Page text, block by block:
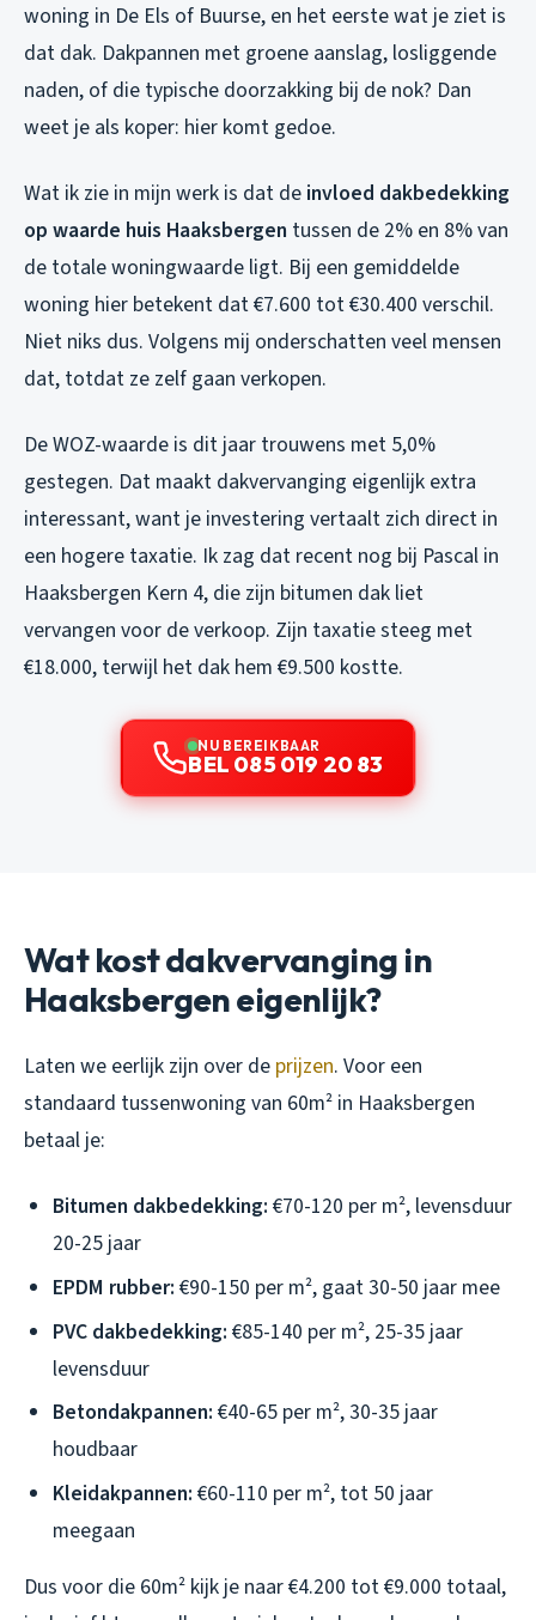
woning in De Els of Buurse, en het eerste wat je ziet is
dat dak. Dakpannen met groene aanslag, losliggende
naden, of die typische doorzakking bij de nok? Dan
weet je als koper: hier komt gedoe.
Wat ik zie in mijn werk is dat de invloed dakbedekking
op waarde huis Haaksbergen tussen de 2% en 8% van
de totale woningwaarde ligt. Bij een gemiddelde
woning hier betekent dat €7.600 tot €30.400 verschil.
Niet niks dus. Volgens mij onderschatten veel mensen
dat, totdat ze zelf gaan verkopen.
De WOZ-waarde is dit jaar trouwens met 5,0%
gestegen. Dat maakt dakvervanging eigenlijk extra
interessant, want je investering vertaalt zich direct in
een hogere taxatie. Ik zag dat recent nog bij Pascal in
Haaksbergen Kern 4, die zijn bitumen dak liet
vervangen voor de verkoop. Zijn taxatie steeg met
€18.000, terwijl het dak hem €9.500 kostte.
NU BEREIKBAAR
BEL 085 019 20 83
Wat kost dakvervanging in
Haaksbergen eigenlijk?
Laten we eerlijk zijn over de prijzen. Voor een
standaard tussenwoning van 60m² in Haaksbergen
betaal je:
Bitumen dakbedekking: €70-120 per m², levensduur
20-25 jaar
EPDM rubber: €90-150 per m², gaat 30-50 jaar mee
PVC dakbedekking: €85-140 per m², 25-35 jaar
levensduur
Betondakpannen: €40-65 per m², 30-35 jaar
houdbaar
Kleidakpannen: €60-110 per m², tot 50 jaar
meegaan
Dus voor die 60m² kijk je naar €4.200 tot €9.000 totaal,